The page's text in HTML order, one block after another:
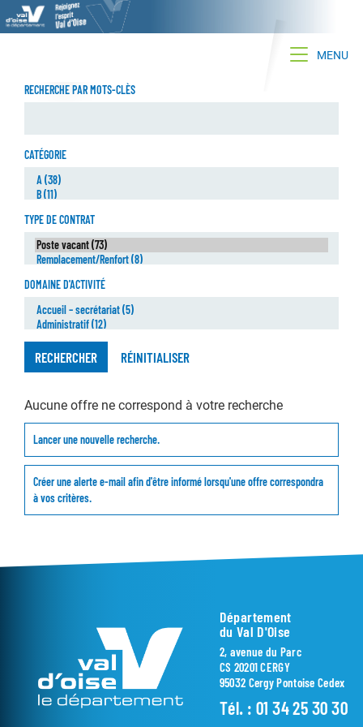
Toggle
MENU
RECHERCHE PAR MOTS-CLÈS
CATÉGORIE
TYPE DE CONTRAT
DOMAINE D'ACTIVITÉ
RECHERCHER RÉINITIALISER
Aucune offre ne correspond à votre recherche
Lancer une nouvelle recherche.
Créer une alerte e-mail afin d'être informé lorsqu'une offre correspondra
à vos critères.
Département
du Val D'Oise
2, avenue du Parc
CS 20201 CERGY
95032 Cergy Pontoise Cedex
Tél. : 01 34 25 30 30